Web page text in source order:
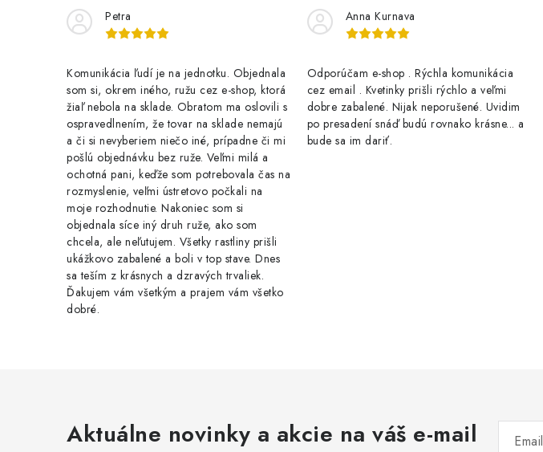
y
v
ý
p
i
s
Petra
Komunikácia ľudí je na jednotku. Objednala
som si, okrem iného, ružu cez e-shop, ktorá
žiaľ nebola na sklade. Obratom ma oslovili s
ospravedlnením, že tovar na sklade nemajú
a či si nevyberiem niečo iné, prípadne či mi
pošlú objednávku bez ruže. Veľmi milá a
ochotná pani, keďže som potrebovala čas na
rozmyslenie, veľmi ústretovo počkali na
moje rozhodnutie. Nakoniec som si
objednala síce iný druh ruže, ako som
chcela, ale neľutujem. Všetky rastliny prišli
ukážkovo zabalené a boli v top stave. Dnes
sa teším z krásnych a dzravých trvaliek.
Ďakujem vám všetkým a prajem vám všetko
dobré.
Anna Kurnava
Odporúčam e-shop . Rýchla komunikácia
cez email . Kvetinky prišli rýchlo a veľmi
dobre zabalené. Nijak neporušené. Uvidim
po presadení snáď budú rovnako krásne... a
bude sa im dariť.
Aktuálne novinky a akcie na váš e-mail Email